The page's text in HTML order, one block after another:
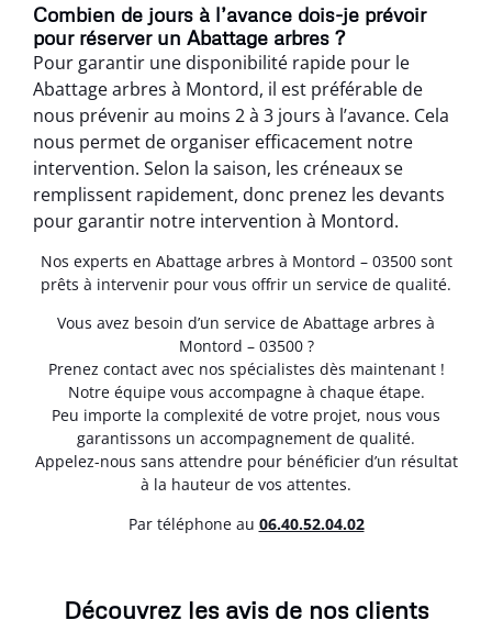
Combien de jours à l’avance dois-je prévoir
pour réserver un Abattage arbres ?
Pour garantir une disponibilité rapide pour le
Abattage arbres à Montord, il est préférable de
nous prévenir au moins 2 à 3 jours à l’avance. Cela
nous permet de organiser efficacement notre
intervention. Selon la saison, les créneaux se
remplissent rapidement, donc prenez les devants
pour garantir notre intervention à Montord.
Nos experts en Abattage arbres à Montord – 03500 sont
prêts à intervenir pour vous offrir un service de qualité.
Vous avez besoin d’un service de Abattage arbres à
Montord – 03500 ?
Prenez contact avec nos spécialistes dès maintenant !
Notre équipe vous accompagne à chaque étape.
Peu importe la complexité de votre projet, nous vous
garantissons un accompagnement de qualité.
Appelez-nous sans attendre pour bénéficier d’un résultat
à la hauteur de vos attentes.
Par téléphone au 06.40.52.04.02
Découvrez les avis de nos clients